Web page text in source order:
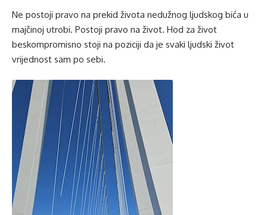
Ne postoji pravo na prekid života nedužnog ljudskog bića u
majčinoj utrobi. Postoji pravo na život. Hod za život
beskompromisno stoji na poziciji da je svaki ljudski život
vrijednost sam po sebi.